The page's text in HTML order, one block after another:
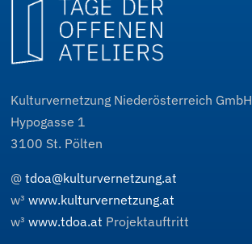
Kulturvernetzung Niederösterreich GmbH
Hypogasse 1
3100 St. Pölten
@tdoa@kulturvernetzung.at
w³www.kulturvernetzung.at
w³www.tdoa.at Projektauftritt